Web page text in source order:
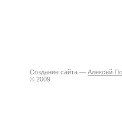
Создание сайта — Алексей
© 2009